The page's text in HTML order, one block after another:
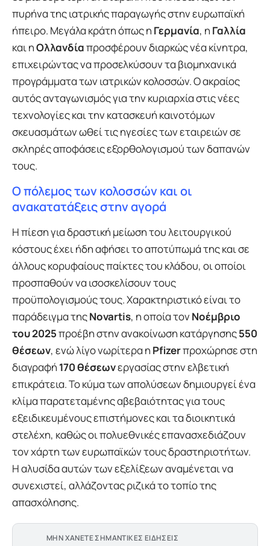
πυρήνα της ιατρικής παραγωγής στην ευρωπαϊκή
ήπειρο. Μεγάλα κράτη όπως η Γερμανία, η Γαλλία
και ηΟλλανδίαπροσφέρουν διαρκώς νέα κίνητρα,
επιχειρώντας να προσελκύσουν τα βιομηχανικά
προγράμματα των ιατρικών κολοσσών. Ο ακραίος
αυτός ανταγωνισμός για την κυριαρχία στις νέες
τεχνολογίες και την κατασκευή καινοτόμων
σκευασμάτων ωθεί τις ηγεσίες των εταιρειών σε
σκληρές αποφάσεις εξορθολογισμού των δαπανών
τους.
Ο πόλεμος των κολοσσών και οι
ανακατατάξεις στην αγορά
Η πίεση για δραστική μείωση του λειτουργικού
κόστους έχει ήδη αφήσει το αποτύπωμά της και σε
άλλους κορυφαίους παίκτες του κλάδου, οι οποίοι
προσπαθούν να ισοσκελίσουν τους
προϋπολογισμούς τους. Χαρακτηριστικό είναι το
παράδειγμα τηςNovartis, η οποία τον Νοέμβριο
του 2025προέβη στην ανακοίνωση κατάργησης550
θέσεων, ενώ λίγο νωρίτερα η Pfizerπροχώρησε στη
διαγραφή 170 θέσεωνεργασίας στην ελβετική
επικράτεια. Το κύμα των απολύσεων δημιουργεί ένα
κλίμα παρατεταμένης αβεβαιότητας για τους
εξειδικευμένους επιστήμονες και τα διοικητικά
στελέχη, καθώς οι πολυεθνικές επανασχεδιάζουν
τον χάρτη των ευρωπαϊκών τους δραστηριοτήτων.
Η αλυσίδα αυτών των εξελίξεων αναμένεται να
συνεχιστεί, αλλάζοντας ριζικά το τοπίο της
απασχόλησης.
ΜΗΝ ΧΑΝΕΤΕ ΣΗΜΑΝΤΙΚΕΣ ΕΙΔΗΣΕΙΣ